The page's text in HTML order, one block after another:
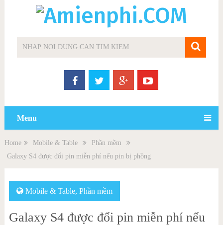
Menu
Home Mobile & Table
Phần mềm
Galaxy S4 được đổi pin miễn phí nếu pin bị phồng
Mobile & Table, Phần mềm
Galaxy S4 được đổi pin miễn phí nếu